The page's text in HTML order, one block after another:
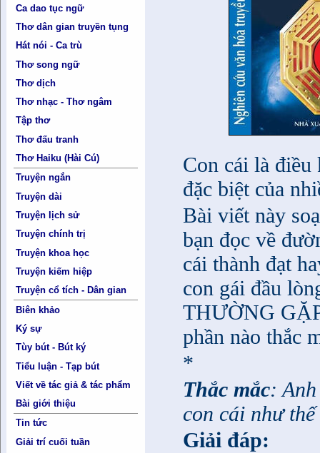
Ca dao tục ngữ
Thơ dân gian truyền tụng
Hát nói - Ca trù
Thơ song ngữ
Thơ dịch
Thơ nhạc - Thơ ngâm
Tập thơ
Thơ đấu tranh
Thơ Haiku (Hài Cú)
Truyện ngắn
Truyện dài
Truyện lịch sử
Truyện chính trị
Truyện khoa học
Truyện kiếm hiệp
Truyện cổ tích - Dân gian
Biên khảo
Ký sự
Tùy bút - Bút ký
Tiểu luận - Tạp bút
Viết về tác giả & tác phẩm
Bài giới thiệu
Tin tức
Giải trí cuối tuần
Con cái là
đặc biệt của
Bài viết này
bạn đọc về
cái thành đạt
con gái đầu
THƯỜNG
phần nào thắc
*
Thắc mắc:
con cái như
Giải đáp: